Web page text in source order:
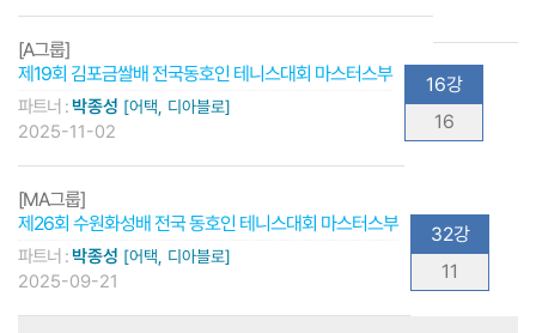
[A그룹]
제19회 김포금쌀배 전국동호인 테니스대회 마스터스부
파트너 :박종성 [어택, 디아블로]
2025-11-02
16강
16
[MA그룹]
제26회 수원화성배 전국 동호인 테니스대회 마스터스부
파트너 :박종성 [어택, 디아블로]
2025-09-21
32강
11